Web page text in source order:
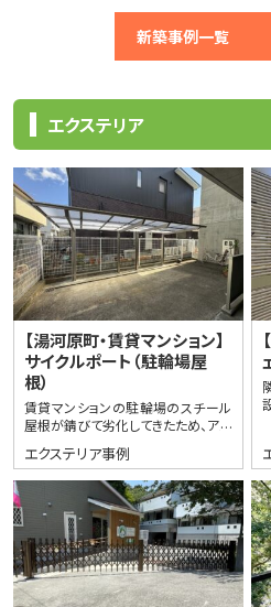
新築事例一覧
エクステリア
【湯河原町・賃貸マンション】
サイクルポート（駐輪場屋
根）
エクステリア事例
賃貸マンションの駐輪場のスチール
屋根が錆びて劣化してきたため、アル
した。